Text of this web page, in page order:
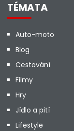
TÉMATA
Auto-moto
Blog
Cestování
Filmy
Hry
Jídlo a pití
Lifestyle